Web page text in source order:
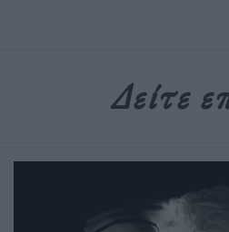
Δείτε